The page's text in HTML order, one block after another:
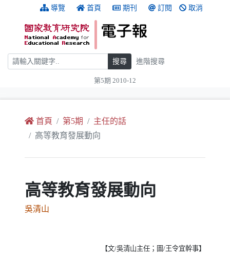
跳到主要內容 導覽 首頁 期刊 訂閱 取消
搜尋 搜尋 進階搜尋
第5期 2010-12
首頁 第5期
主任的話
高等教育發展動向
高等教育發展動向
吳清山
【文/吳清山主任；圖/王令宜幹事】